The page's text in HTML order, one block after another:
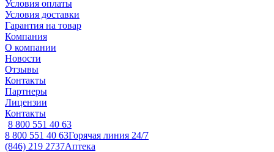
Условия оплаты
Условия доставки
Гарантия на товар
Компания
О компании
Новости
Отзывы
Контакты
Партнеры
Лицензии
Контакты
8 800 551 40 63
8 800 551 40 63Горячая линия 24/7
(846) 219 2737Аптека